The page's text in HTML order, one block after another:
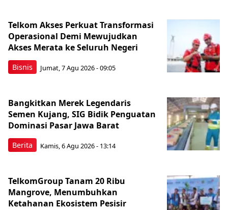
Bisnis
Telkom Akses Perkuat Transformasi
Operasional Demi Mewujudkan
Akses Merata ke Seluruh Negeri
Jumat, 7 Agu 2026 - 09:05
Berita
Bangkitkan Merek Legendaris
Semen Kujang, SIG Bidik Penguatan
Dominasi Pasar Jawa Barat
Kamis, 6 Agu 2026 - 13:14
TelkomGroup Tanam 20 Ribu
Mangrove, Menumbuhkan
Ketahanan Ekosistem Pesisir